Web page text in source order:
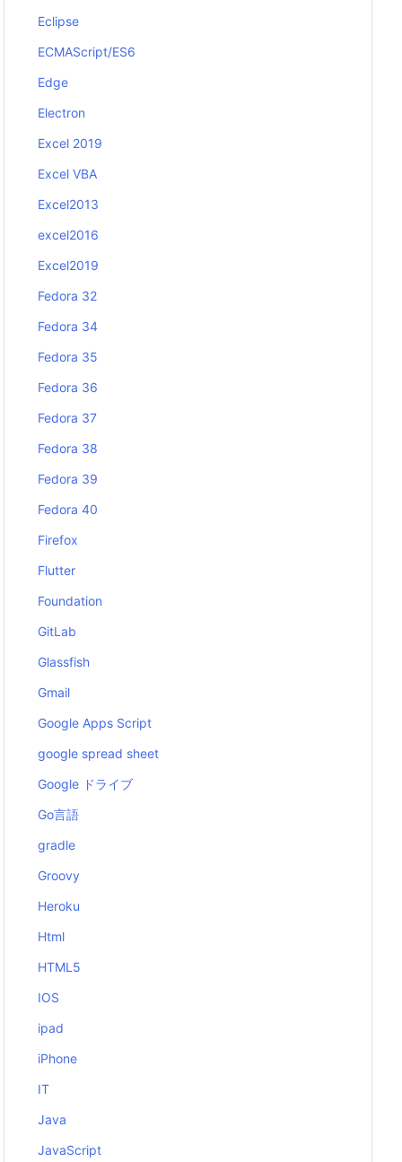
Eclipse
ECMAScript/ES6
Edge
Electron
Excel 2019
Excel VBA
Excel2013
excel2016
Excel2019
Fedora 32
Fedora 34
Fedora 35
Fedora 36
Fedora 37
Fedora 38
Fedora 39
Fedora 40
Firefox
Flutter
Foundation
GitLab
Glassfish
Gmail
Google Apps Script
google spread sheet
Google ドライブ
Go言語
gradle
Groovy
Heroku
Html
HTML5
IOS
ipad
iPhone
IT
Java
JavaScript